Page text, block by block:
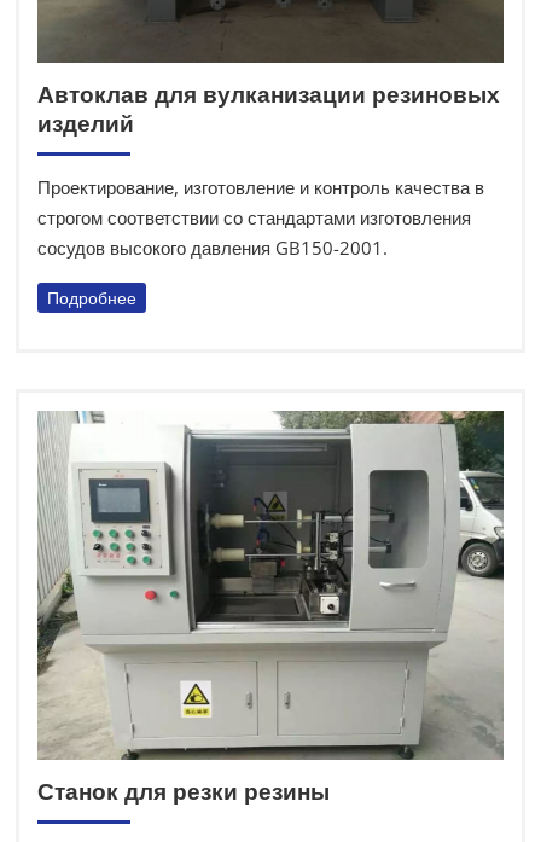
Автоклав для вулканизации резиновых
изделий
Проектирование, изготовление и контроль качества в
строгом соответствии со стандартами изготовления
сосудов высокого давления GB150-2001.
Подробнее
Станок для резки резины